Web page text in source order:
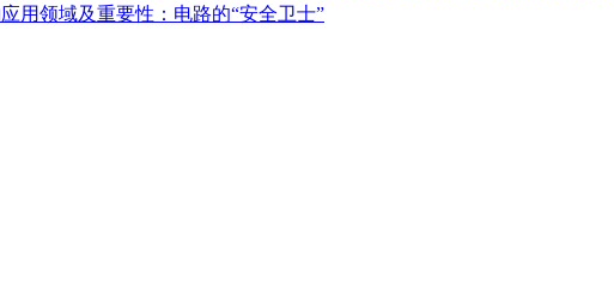
用领域及重要性：电路的“安全卫士”